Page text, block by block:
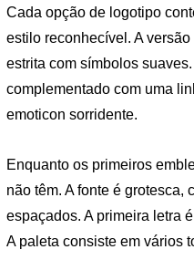
Cada opção de logotipo
estilo reconhecível. A
estrita com símbolos
complementado com uma
emoticon sorridente.
Enquanto os primeiros
não têm. A fonte é grotesca,
espaçados. A primeira letra
A paleta consiste em vários